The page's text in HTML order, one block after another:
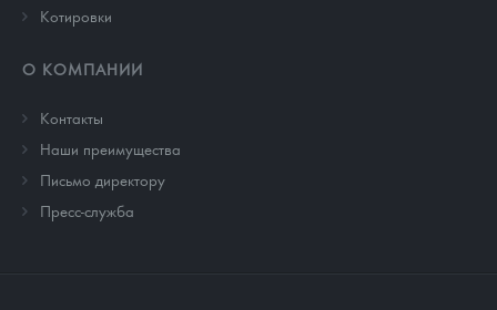
Котировки
О КОМПАНИИ
Контакты
Наши преимущества
Письмо директору
Пресс-служба